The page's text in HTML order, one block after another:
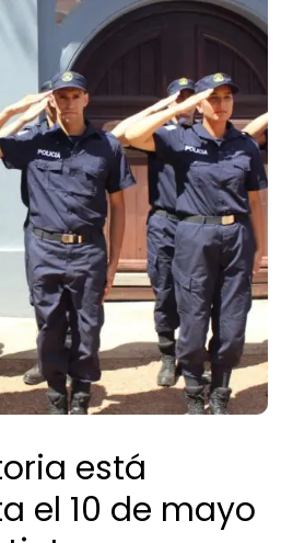
está
el 10 de mayo